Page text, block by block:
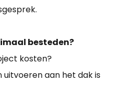
besteden?
kosten?
uitvoeren aan het dak is